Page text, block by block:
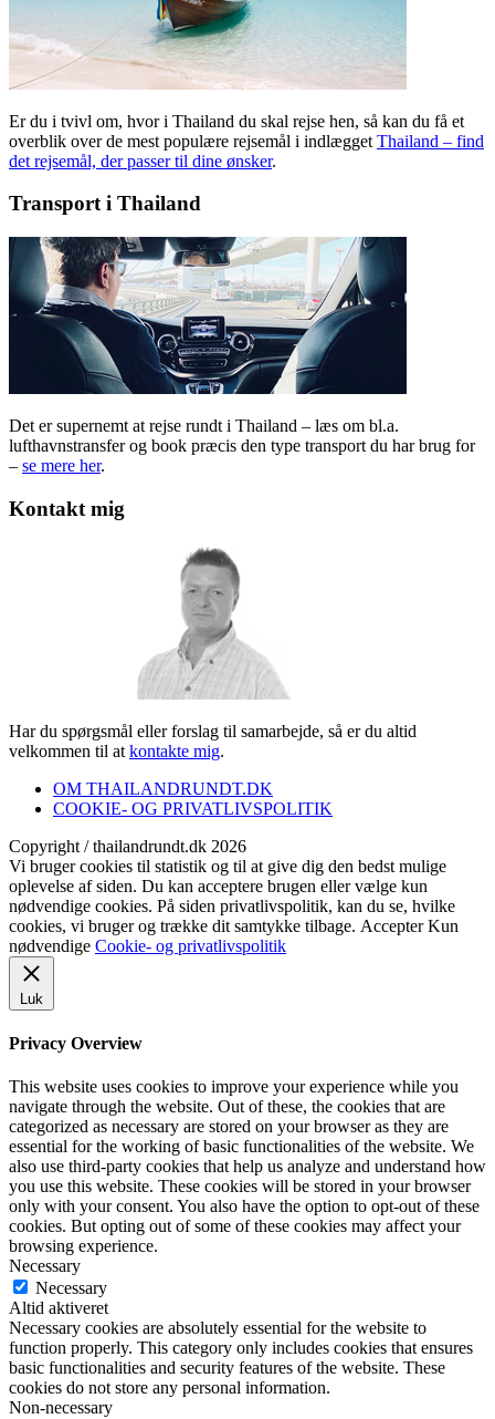
Er du i tvivl om, hvor i Thailand du skal rejse hen, så kan du få et
overblik over de mest populære rejsemål i indlægget Thailand – find
det rejsemål, der passer til dine ønsker.
Transport i Thailand
Det er supernemt at rejse rundt i Thailand – læs om bl.a.
lufthavnstransfer og book præcis den type transport du har brug for
– se mere her.
Kontakt mig
Har du spørgsmål eller forslag til samarbejde, så er du altid
velkommen til at kontakte mig.
OM THAILANDRUNDT.DK
COOKIE- OG PRIVATLIVSPOLITIK
Copyright / thailandrundt.dk 2026
Vi bruger cookies til statistik og til at give dig den bedst mulige
oplevelse af siden. Du kan acceptere brugen eller vælge kun
nødvendige cookies. På siden privatlivspolitik, kan du se, hvilke
cookies, vi bruger og trække dit samtykke tilbage. Accepter Kun
nødvendige Cookie- og privatlivspolitik
Luk
Privacy Overview
This website uses cookies to improve your experience while you
navigate through the website. Out of these, the cookies that are
categorized as necessary are stored on your browser as they are
essential for the working of basic functionalities of the website. We
also use third-party cookies that help us analyze and understand how
you use this website. These cookies will be stored in your browser
only with your consent. You also have the option to opt-out of these
cookies. But opting out of some of these cookies may affect your
browsing experience.
Necessary
Necessary
Altid aktiveret
Necessary cookies are absolutely essential for the website to
function properly. This category only includes cookies that ensures
basic functionalities and security features of the website. These
cookies do not store any personal information.
Non-necessary